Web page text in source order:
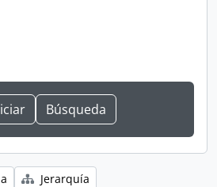
Jerarquía